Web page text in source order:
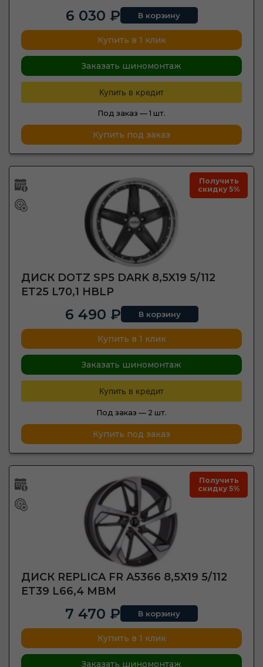
6 030 ₽ В корзину
Купить в 1 клик
Заказать шиномонтаж
Купить в кредит
Под заказ — 1 шт.
Купить под заказ
Получить
скидку 5%
ДИСК DOTZ SP5 DARK 8,5X19 5/112
ET25 L70,1 HBLP
6 490 ₽ В корзину
Купить в 1 клик
Заказать шиномонтаж
Купить в кредит
Под заказ — 2 шт.
Купить под заказ
Получить
скидку 5%
ДИСК REPLICA FR A5366 8,5Х19 5/112
ET39 L66,4 MBM
7 470 ₽ В корзину
Купить в 1 клик
Заказать шиномонтаж